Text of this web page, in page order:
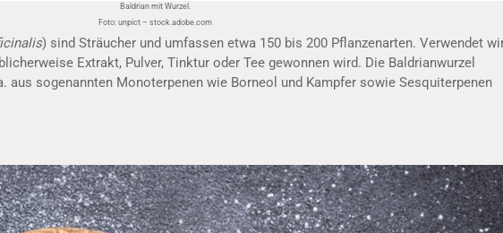
Baldrian mit Wurzel.
Foto: unpict – stock.adobe.com
) sind Sträucher und umfassen etwa 150 bis 200 Pflanzenarten. Verwendet
Extrakt, Pulver, Tinktur oder Tee gewonnen wird. Die Baldrianwurzel
aus sogenannten Monoterpenen wie Borneol und Kampfer sowie Sesquiterpenen